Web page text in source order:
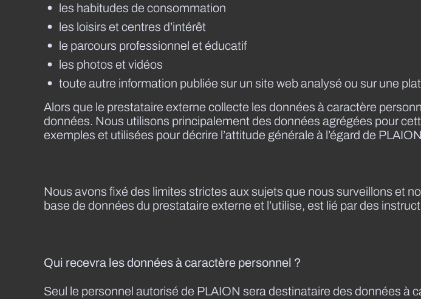
les habitudes de consommation
les loisirs et centres d’intérêt
le parcours professionnel et éducatif
les photos et vidéos
toute autre information publiée sur un site web analysé ou sur une
Alors que le prestataire externe collecte les données à caractère
données. Nous utilisons principalement des données agrégées pour
exemples et utilisées pour décrire l’attitude générale à l’égard de
Nous avons fixé des limites strictes aux sujets que nous surveillons et
base de données du prestataire externe et l’utilise, est lié par des
Qui recevra les données à caractère personnel ?
Seul le personnel autorisé de PLAION sera destinataire des données à